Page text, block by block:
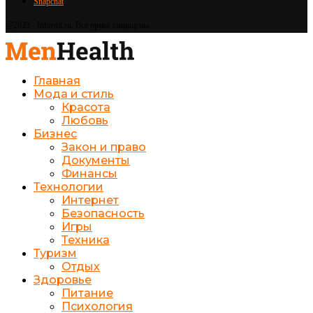
Главная
Мода и стиль
Красота
Любовь
Бизнес
Закон и право
Документы
Финансы
Технологии
Интернет
Безопасность
Игры
Техника
Туризм
Отдых
Здоровье
Питание
Психология